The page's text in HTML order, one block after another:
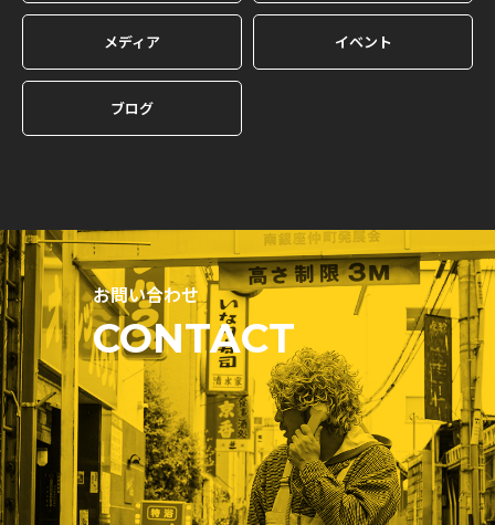
メディア イベント
ブログ
お問い合わせ
CONTACT